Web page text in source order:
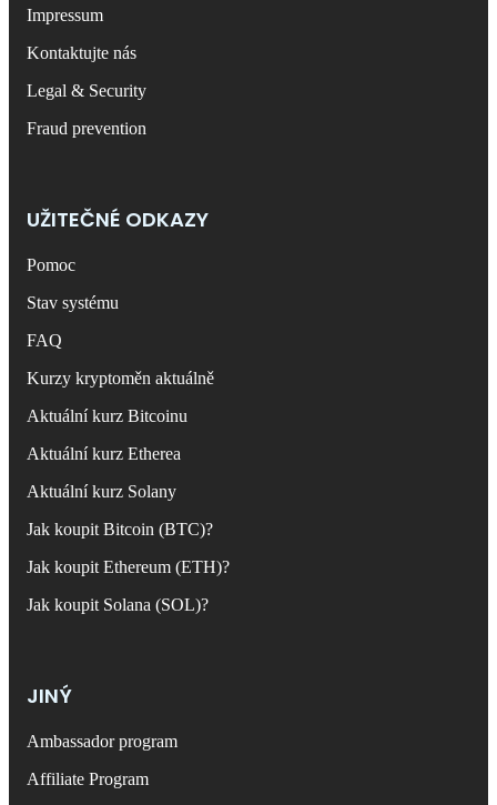
Impressum
Kontaktujte nás
Legal & Security
Fraud prevention
UŽITEČNÉ ODKAZY
Pomoc
Stav systému
FAQ
Kurzy kryptoměn aktuálně
Aktuální kurz Bitcoinu
Aktuální kurz Etherea
Aktuální kurz Solany
Jak koupit Bitcoin (BTC)?
Jak koupit Ethereum (ETH)?
Jak koupit Solana (SOL)?
JINÝ
Ambassador program
Affiliate Program